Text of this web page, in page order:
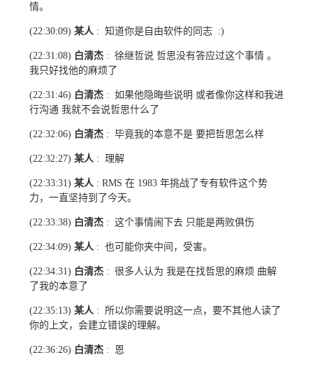
情。
(22:30:09) 某人 : 知道你是自由软件的同志 :)
(22:31:08) 白清杰 : 徐继哲说 哲思没有答应过这个事情 。
我只好找他的麻烦了
(22:31:46) 白清杰 : 如果他隐晦些说明 或者像你这样和我进
行沟通 我就不会说哲思什么了
(22:32:06) 白清杰 : 毕竟我的本意不是 要把哲思怎么样
(22:32:27) 某人 : 理解
(22:33:31) 某人 : RMS 在 1983 年挑战了专有软件这个势
力，一直坚持到了今天。
(22:33:38) 白清杰 : 这个事情闹下去 只能是两败俱伤
(22:34:09) 某人 : 也可能你夹中间，受害。
(22:34:31) 白清杰 : 很多人认为 我是在找哲思的麻烦 曲解
了我的本意了
(22:35:13) 某人 : 所以你需要说明这一点，要不其他人读了
你的上文，会建立错误的理解。
(22:36:26) 白清杰 : 恩